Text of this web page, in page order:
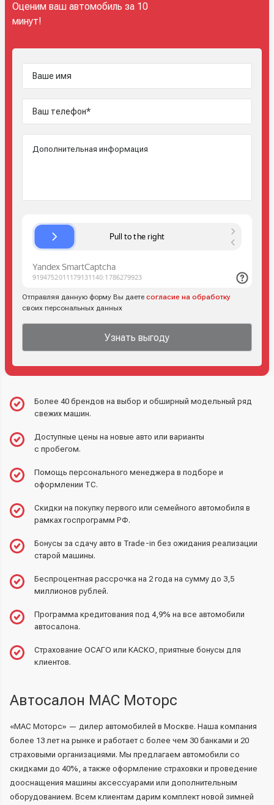
Оценим ваш автомобиль за 10
минут!
Отправляя данную форму Вы даете согласие на обработку
своих персональных данных
Узнать выгоду
Более 40 брендов на выбор и обширный модельный ряд
свежих машин.
Доступные цены на новые авто или варианты
с пробегом.
Помощь персонального менеджера в подборе и
оформлении ТС.
Скидки на покупку первого или семейного автомобиля в
рамках госпрограмм РФ.
Бонусы за сдачу авто в Trade-in без ожидания реализации
старой машины.
Беспроцентная рассрочка на 2 года на сумму до 3,5
миллионов рублей.
Программа кредитования под 4,9% на все автомобили
автосалона.
Страхование ОСАГО или КАСКО, приятные бонусы для
клиентов.
Автосалон МАС Моторс
«МАС Моторс» — дилер автомобилей в Москве. Наша компания
более 13 лет на рынке и работает с более чем 30 банками и 20
страховыми организациями. Мы предлагаем автомобили со
скидками до 40%, а также оформление страховки и проведение
дооснащения машины аксессуарами или дополнительным
оборудованием. Всем клиентам дарим комплект новой зимней